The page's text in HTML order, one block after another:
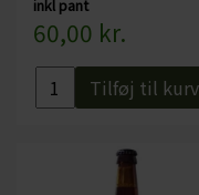
inkl pant
60,00 kr.
Tilføj til kurv